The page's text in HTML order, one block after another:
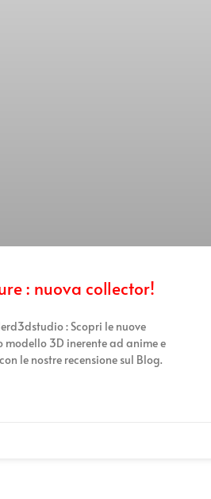
: nuova collector!
: Scopri le nuove
3D inerente ad anime e
le nostre recensione sul Blog.